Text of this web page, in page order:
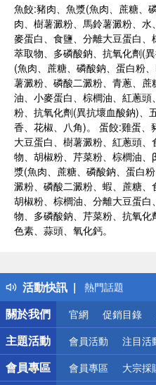
魚餃:豬肉、魚漿(魚肉、蔗糖、
肉、樹薯澱粉、馬鈴薯澱粉、
麥蛋白、食鹽、分離大豆蛋白
萃取物、多磷酸鈉、抗氧化劑(
(魚肉、蔗糖、磷酸鈉、蛋白粉
薯澱粉、磷酸二澱粉、青蔥、
油、小麥蛋白、棕櫚油、紅蔥
粉、抗氧化劑(異抗壞血酸鈉)、
香、花椒、八角)。 蛋餃:雞蛋
大豆蛋白、樹薯澱粉、紅蔥頭
物、胡椒粉、芹菜粉、棕櫚油
漿(魚肉、蔗糖、磷酸鈉、蛋白
澱粉、磷酸二澱粉、蝦、蔗糖、
胡椒粉、棕櫚油、分離大豆蛋
物、多磷酸鈉、芹菜粉、抗氧
色素、蒜頭、氧化鈣。
活動快訊
得獎公告
熱門話題
銀行優惠
偏遠地區配送
詐騙網頁！請小
關於我們
官網 促銷目錄
主題活動 會員活動 注目活
會員專區 會員專區 大宗採